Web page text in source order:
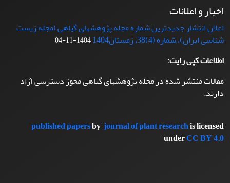
اخبار و اعلانات
اعلان انتشار جدیدترین شماره مجله پژوهشهای گیاهی (مجله زیست
شناسی ایران)، شماره (4)38، زمستان1404
1404-11-04
اطلاعات کپی رایت:
مقالات منتشر شده در مجله پژوهشهای گیاهی مجوز دسترسی آزاد
دارند.
published papersbyjournal of plant researchis licensed
underCC BY 4.0